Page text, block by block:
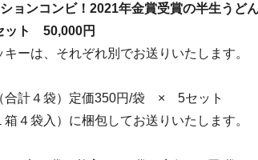
ョンコンビ！2021年金賞受賞の半生うど
ト 50,000円
ーは、それぞれ別でお送りいたします。
合計４袋）定価350円/袋 × 5セット
４袋入）に梱包してお送りいたします。